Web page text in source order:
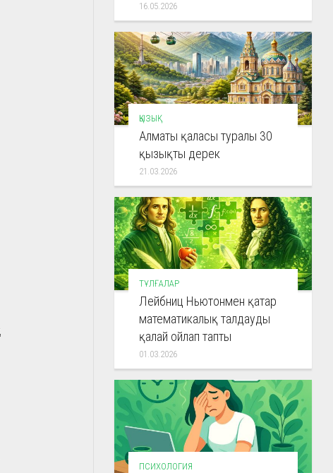
16.05.2026
ҚЫЗЫҚ
Алматы қаласы туралы 30
қызықты дерек
21.03.2026
ТҰЛҒАЛАР
Лейбниц Ньютонмен қатар
математикалық талдауды
қалай ойлап тапты
01.03.2026
ПСИХОЛОГИЯ